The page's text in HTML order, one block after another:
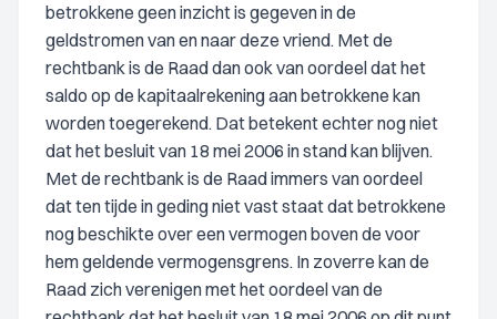
betrokkene geen inzicht is gegeven in de
geldstromen van en naar deze vriend. Met de
rechtbank is de Raad dan ook van oordeel dat het
saldo op de kapitaalrekening aan betrokkene kan
worden toegerekend. Dat betekent echter nog niet
dat het besluit van 18 mei 2006 in stand kan blijven.
Met de rechtbank is de Raad immers van oordeel
dat ten tijde in geding niet vast staat dat betrokkene
nog beschikte over een vermogen boven de voor
hem geldende vermogensgrens. In zoverre kan de
Raad zich verenigen met het oordeel van de